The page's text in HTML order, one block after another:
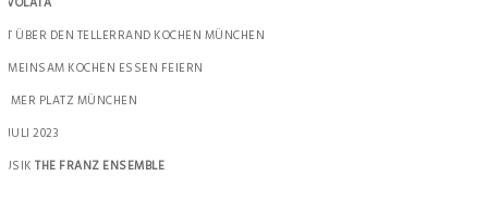
ÜBER DEN TELLERRAND KOCHEN MÜNCHEN
KOCHEN ESSEN FEIERN
PLATZ MÜNCHEN
2023
THE FRANZ ENSEMBLE